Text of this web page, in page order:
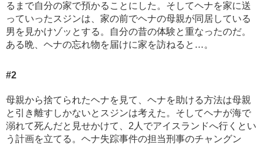
るまで自分の家で預かることにした。そしてヘナを家に送
っていったスジンは、家の前でヘナの母親が同居している
男を見かけゾッとする。自分の昔の体験と重なったのだ。
ある晩、ヘナの忘れ物を届けに家を訪ねると…。
#2
母親から捨てられたヘナを見て、ヘナを助ける方法は母親
と引き離すしかないとスジンは考えた。そしてヘナが海で
溺れて死んだと見せかけて、2人でアイスランドへ行くとい
う計画を立てる。ヘナ失踪事件の担当刑事のチャングン